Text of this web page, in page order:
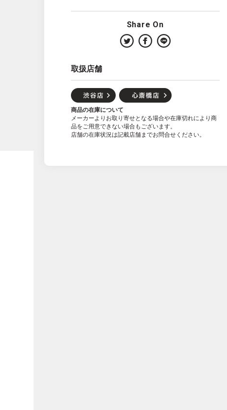
Share On
取扱店舗
商品の在庫について
メーカーよりお取り寄せとなる場合や在庫切れにより商
品をご用意できない場合もございます。
店舗の在庫状況は記載店舗までお問合せください。